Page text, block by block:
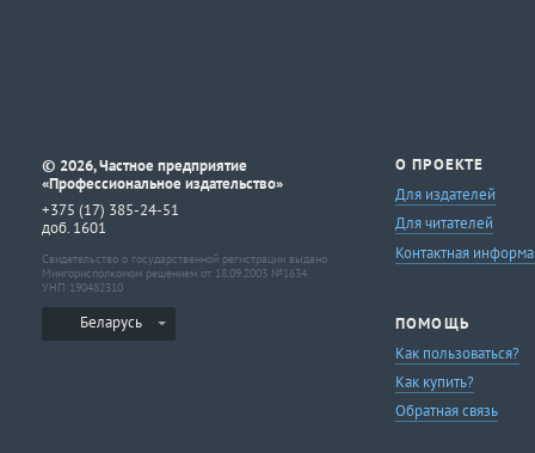
© 2026, Частное предприятие
«Профессиональное издательство»
+375 (17) 385-24-51
доб. 1601
Свидетельство о государственной регистрации выдано
Мингорисполкомом решением от 18.09.2003 №1634
УНП 190482310
Беларусь
О ПРОЕКТЕ
Для издателей
Для читателей
Контактная
ПОМОЩЬ
Как пользоваться?
Как купить?
Обратная связь